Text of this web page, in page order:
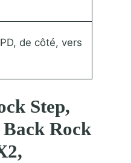
de côté, vers
Step,
Back Rock